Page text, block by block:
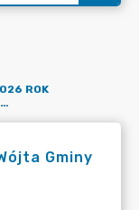
ROK
ZARZĄDZENIE NR 72/OW/2026 WÓJTA GMINY LUBAŃ Z DNIA 24.06.2026 R.
Gminy